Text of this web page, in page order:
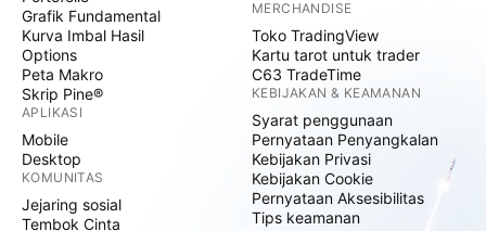
Grafik Fundamental
Kurva Imbal Hasil
Options
Peta Makro
Skrip Pine®
APLIKASI
Mobile
Desktop
KOMUNITAS
Jejaring sosial
Tembok Cinta
MERCHANDISE
Toko TradingView
Kartu tarot untuk trader
C63 TradeTime
KEBIJAKAN & KEAMANAN
Syarat penggunaan
Pernyataan Penyangkalan
Kebijakan Privasi
Kebijakan Cookie
Pernyataan Aksesibilitas
Tips keamanan